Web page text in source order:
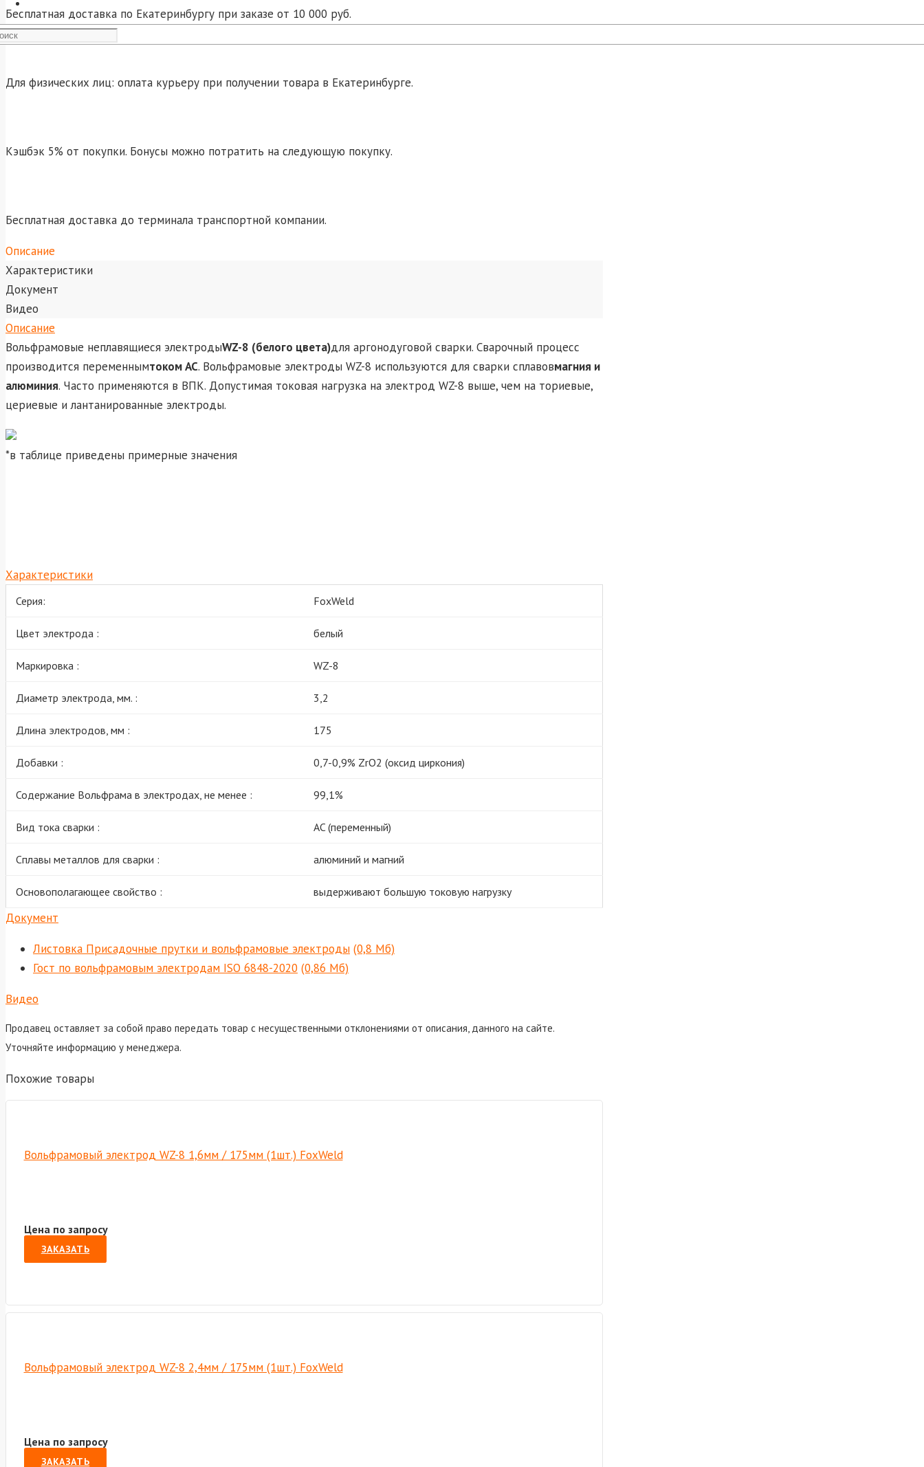
Бесплатная доставка по Екатеринбургу при заказе от 10 000 руб.
Для физических лиц: оплата курьеру при получении товара в Екатеринбурге.
Кэшбэк 5% от покупки. Бонусы можно потратить на следующую покупку.
Бесплатная доставка до терминала транспортной компании.
Описание
Характеристики
Документ
Видео
Описание
Вольфрамовые неплавящиеся электродыWZ-8 (белого цвета)для аргонодуговой сварки. Сварочный процесс
производится переменнымтоком AC. Вольфрамовые электроды WZ-8 используются для сварки сплавовмагния и
алюминия. Часто применяются в ВПК. Допустимая токовая нагрузка на электрод WZ-8 выше, чем на ториевые,
цериевые и лантанированные электроды.
*в таблице приведены примерные значения
Характеристики
Серия: FoxWeld
Цвет электрода : белый
Маркировка : WZ-8
Диаметр электрода, мм. : 3,2
Длина электродов, мм : 175
Добавки : 0,7-0,9% ZrO2 (оксид циркония)
Содержание Вольфрама в электродах, не менее : 99,1%
Вид тока сварки : AC (переменный)
Сплавы металлов для сварки : алюминий и магний
Основополагающее свойство : выдерживают большую токовую нагрузку
Документ
Листовка Присадочные прутки и вольфрамовые электроды (0,8 Мб)
Гост по вольфрамовым электродам ISO 6848-2020 (0,86 Мб)
Видео
Продавец оставляет за собой право передать товар с несущественными отклонениями от описания, данного на сайте.
Уточняйте информацию у менеджера.
Похожие товары
Вольфрамовый электрод WZ-8 1,6мм / 175мм (1шт.) FoxWeld
Цена по запросу
ЗАКАЗАТЬ
Вольфрамовый электрод WZ-8 2,4мм / 175мм (1шт.) FoxWeld
Цена по запросу
ЗАКАЗАТЬ